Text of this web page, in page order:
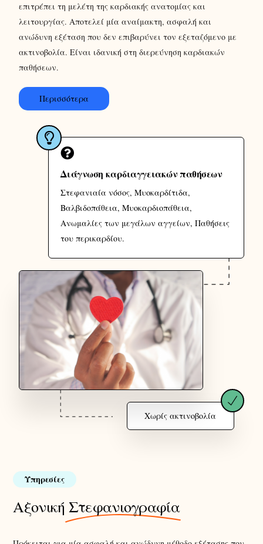
επιτρέπει τη μελέτη της καρδιακής ανατομίας και
λειτουργίας. Αποτελεί μία αναίμακτη, ασφαλή και
ανώδυνη εξέταση που δεν επιβαρύνει τον εξεταζόμενο με
ακτινοβολία. Είναι ιδανική στη διερεύνηση καρδιακών
παθήσεων.
Περισσότερα
Διάγνωση καρδιαγγειακών παθήσεων
Στεφανιαία νόσος, Μυοκαρδίτιδα,
Βαλβιδοπάθεια, Μυοκαρδιοπάθεια,
Ανωμαλίες των μεγάλων αγγείων, Παθήσεις
του περικαρδίου.
Χωρίς ακτινοβολία
Υπηρεσίες
Αξονική Στεφανιογραφία